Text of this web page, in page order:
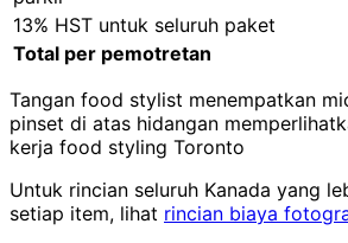
13% HST untuk seluruh paket
Total per pemotretan
Tangan food stylist menempatkan
pinset di atas hidangan
kerja food styling Toronto
Untuk rincian seluruh Kanada yang
setiap item, lihat rincian biaya